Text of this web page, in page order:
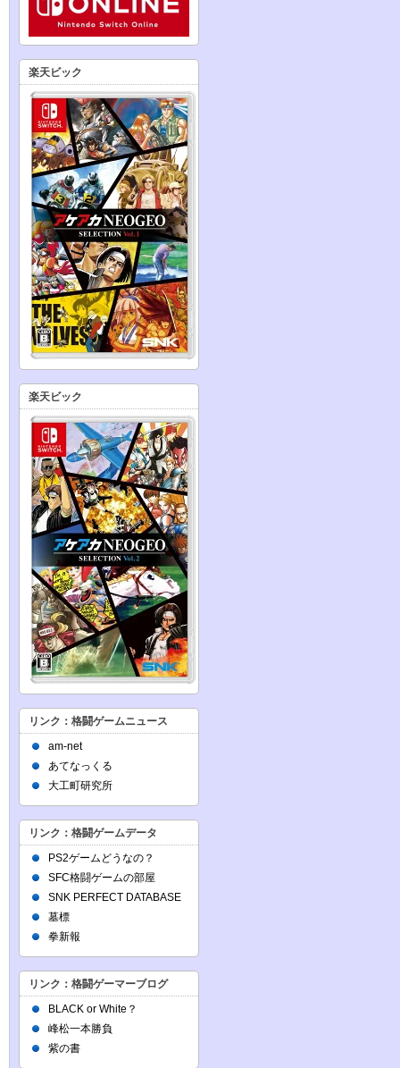
楽天ビック
楽天ビック
リンク：格闘ゲームニュース
am-net
あてなっくる
大工町研究所
リンク：格闘ゲームデータ
PS2ゲームどうなの？
SFC格闘ゲームの部屋
SNK PERFECT DATABASE
墓標
拳新報
リンク：格闘ゲーマーブログ
BLACK or White？
峰松一本勝負
紫の書